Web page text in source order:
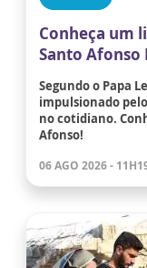
Conheça um
Santo
Segundo o Papa
impulsionado
no cotidiano.
Afonso!
06 AGO 2026 -